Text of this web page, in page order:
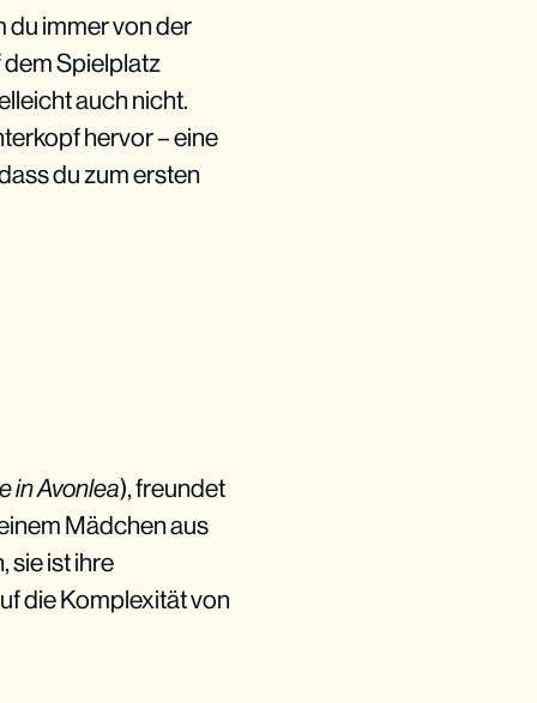
du immer von der
dem Spielplatz
auch nicht.
hervor – eine
du zum ersten
in Avonlea), freundet
Mädchen aus
sie ist ihre
die Komplexität von